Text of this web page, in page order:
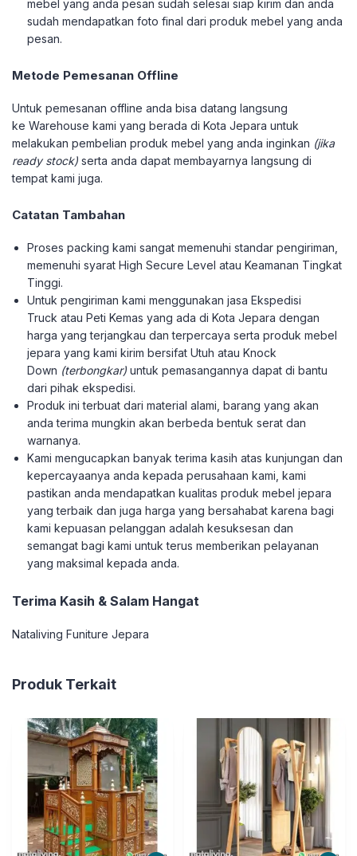
mebel yang anda pesan sudah selesai siap kirim dan anda
sudah mendapatkan foto final dari produk mebel yang anda
pesan.
Metode Pemesanan Offline
Untuk pemesanan offline anda bisa datang langsung
ke Warehouse kami yang berada di Kota Jepara untuk
melakukan pembelian produk mebel yang anda inginkan (jika
ready stock) serta anda dapat membayarnya langsung di
tempat kami juga.
Catatan Tambahan
Proses packing kami sangat memenuhi standar pengiriman,
memenuhi syarat High Secure Level atau Keamanan Tingkat
Tinggi.
Untuk pengiriman kami menggunakan jasa Ekspedisi
Truck atau Peti Kemas yang ada di Kota Jepara dengan
harga yang terjangkau dan terpercaya serta produk mebel
jepara yang kami kirim bersifat Utuh atau Knock
Down (terbongkar) untuk pemasangannya dapat di bantu
dari pihak ekspedisi.
Produk ini terbuat dari material alami, barang yang akan
anda terima mungkin akan berbeda bentuk serat dan
warnanya.
Kami mengucapkan banyak terima kasih atas kunjungan dan
kepercayaanya anda kepada perusahaan kami, kami
pastikan anda mendapatkan kualitas produk mebel jepara
yang terbaik dan juga harga yang bersahabat karena bagi
kami kepuasan pelanggan adalah kesuksesan dan
semangat bagi kami untuk terus memberikan pelayanan
yang maksimal kepada anda.
Terima Kasih & Salam Hangat
Nataliving Funiture Jepara
Produk Terkait